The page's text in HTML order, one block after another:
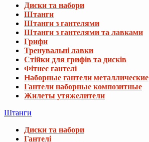
Диски та набори
Штанги
Штанги з гантелями
Штанги з гантелями та лавками
Грифи
Тренувальні лавки
Стійки для грифів та дисків
Фітнес гантелі
Наборные гантели металлические
Гантели наборные композитные
Жилеты утяжелители
Штанги
Диски та набори
Гантелі